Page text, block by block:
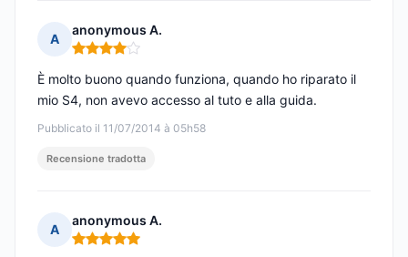
A
anonymous A.
Nota: 4 su 5
Pubblicato il 11/07/2014 à 05h58
È molto buono quando funziona, quando ho riparato il
mio S4, non avevo accesso al tuto e alla guida.
Recensione tradotta
A
anonymous A.
Nota: 5 su 5